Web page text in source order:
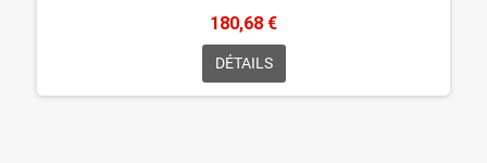
180,68 €
DÉTAILS